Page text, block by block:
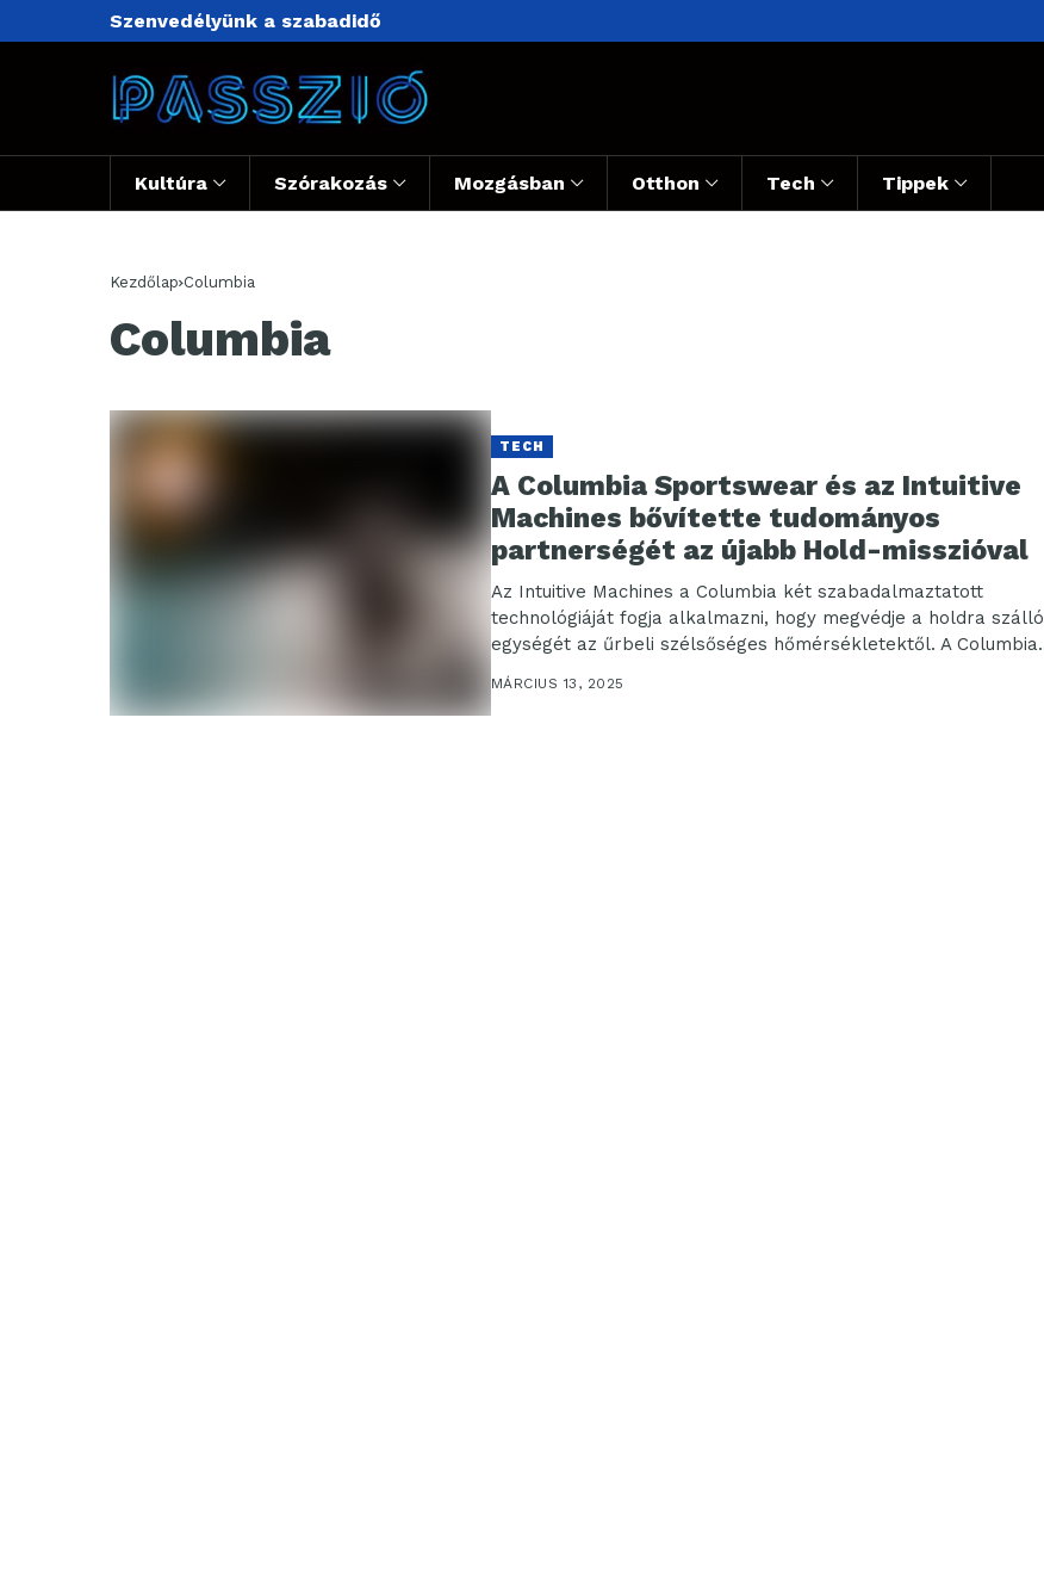
Szenvedélyünk a szabadidő
Kultúra Szórakozás Mozgásban Otthon Tech Tippek
Kezdőlap Columbia
Columbia
TECH
A Columbia Sportswear és az Intuitive
Machines bővítette tudományos
partnerségét az újabb Hold-misszióval
Az Intuitive Machines a Columbia két szabadalmaztatott
technológiáját fogja alkalmazni, hogy megvédje a holdra szálló
egységét az űrbeli szélsőséges hőmérsékletektől. A Columbia
MÁRCIUS 13, 2025